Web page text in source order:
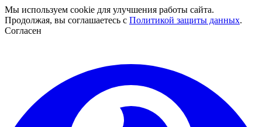
Мы используем cookie для улучшения работы сайта.
Продолжая, вы соглашаетесь с Политикой защиты данных.
Согласен